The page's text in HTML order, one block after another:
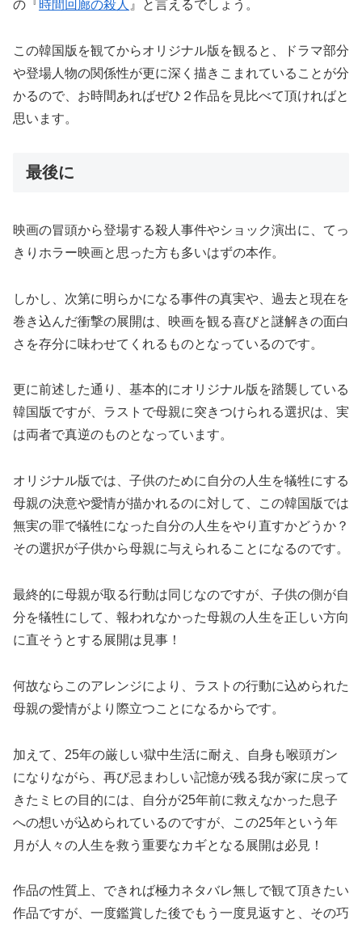
の『 時間回廊の殺人 』と言えるでしょう。
この韓国版を観てからオリジナル版を観ると、ドラマ部分
や登場人物の関係性が更に深く描きこまれていることが分
かるので、お時間あればぜひ２作品を見比べて頂ければと
思います。
最後に
映画の冒頭から登場する殺人事件やショック演出に、てっ
きりホラー映画と思った方も多いはずの本作。
しかし、次第に明らかになる事件の真実や、過去と現在を
巻き込んだ衝撃の展開は、映画を観る喜びと謎解きの面白
さを存分に味わせてくれるものとなっているのです。
更に前述した通り、基本的にオリジナル版を踏襲している
韓国版ですが、ラストで母親に突きつけられる選択は、実
は両者で真逆のものとなっています。
オリジナル版では、子供のために自分の人生を犠牲にする
母親の決意や愛情が描かれるのに対して、この韓国版では
無実の罪で犠牲になった自分の人生をやり直すかどうか？
その選択が子供から母親に与えられることになるのです。
最終的に母親が取る行動は同じなのですが、子供の側が自
分を犠牲にして、報われなかった母親の人生を正しい方向
に直そうとする展開は見事！
何故ならこのアレンジにより、ラストの行動に込められた
母親の愛情がより際立つことになるからです。
加えて、25年の厳しい獄中生活に耐え、自身も喉頭ガン
になりながら、再び忌まわしい記憶が残る我が家に戻って
きたミヒの目的には、自分が25年前に救えなかった息子
への想いが込められているのですが、この25年という年
月が人々の人生を救う重要なカギとなる展開は必見！
作品の性質上、できれば極力ネタバレ無しで観て頂きたい
作品ですが、一度鑑賞した後でもう一度見返すと、その巧